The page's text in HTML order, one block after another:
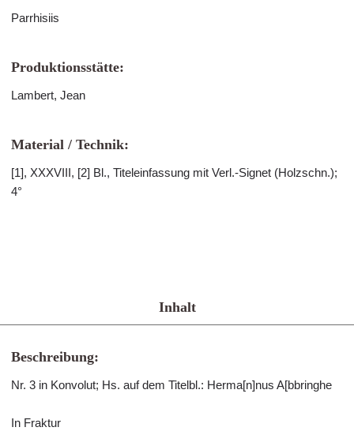
Parrhisiis
Produktionsstätte:
Lambert, Jean
Material / Technik:
[1], XXXVIII, [2] Bl., Titeleinfassung mit Verl.-Signet (Holzschn.);
4°
Inhalt
Beschreibung:
Nr. 3 in Konvolut; Hs. auf dem Titelbl.: Herma[n]nus A[bbringhe
In Fraktur